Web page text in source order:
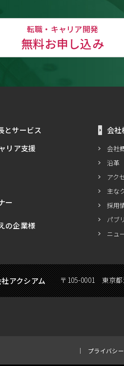
転職・キャリア開発
無料お申し込み
とサービス
リア支援
ー
の企業様
会社
会社
沿革
アク
主な
採用
パブ
ニュ
アクシアム 〒105-0001 東京都
プライバシ